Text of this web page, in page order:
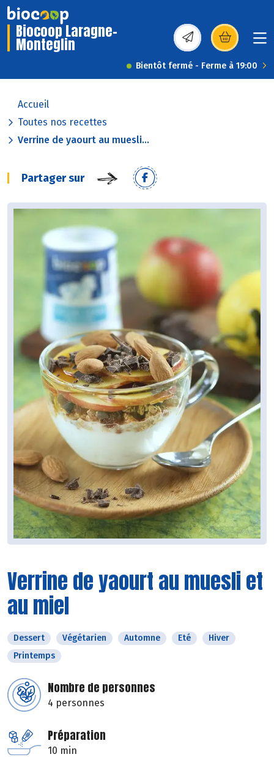
Biocoop Laragne-
Monteglin (s’ouvre dans une
Bientôt fermé - Ferme à 19:00
Accueil
Toutes nos recettes
Verrine de yaourt au muesli...
Partager sur
Verrine de yaourt au muesli et
au miel
Dessert Végétarien Automne Eté
Hiver
Printemps
Nombre de personnes
4 personnes
Préparation
10 min